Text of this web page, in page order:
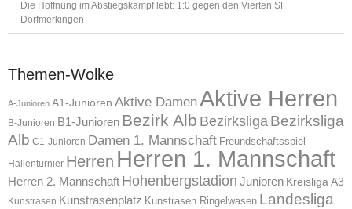
Die Hoffnung im Abstiegskampf lebt: 1:0 gegen den Vierten SF
Dorfmerkingen
Themen-Wolke
A-Junioren A1-Junioren Aktive DamenAktive Herren
B-Junioren B1-Junioren Bezirk Alb Bezirksliga Bezirksliga
Alb C1-Junioren Damen 1. Mannschaft Freundschaftsspiel
Hallenturnier Herren Herren 1. Mannschaft
Herren 2. Mannschaft Hohenbergstadion Junioren Kreisliga A3
Kunstrasen Kunstrasenplatz Kunstrasen Ringelwasen Landesliga